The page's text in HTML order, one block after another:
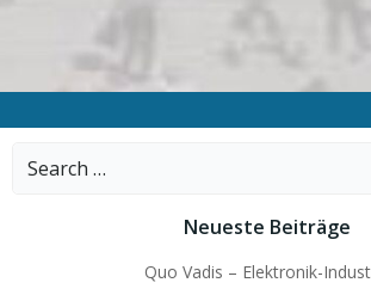
Search
Neueste Beiträge
Quo Vadis – Elektronik-